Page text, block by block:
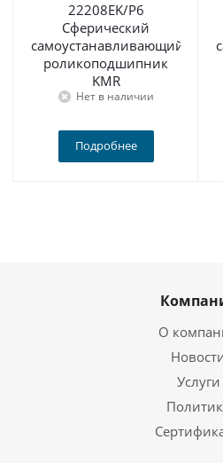
22208EK/P6
Сферический
самоустанавливающийся
роликоподшипник
KMR
Нет в наличии
Подробнее
О
Услуги